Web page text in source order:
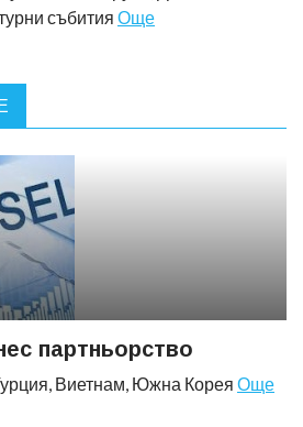
събития Още
партньорство
Виетнам, Южна Корея Още